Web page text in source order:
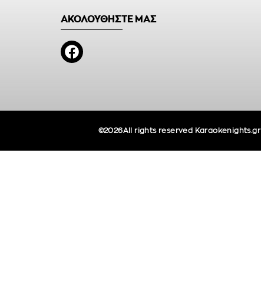
ΑΚΟΛΟΥΘΗΣΤΕ ΜΑΣ
©2026All rights reserved Karaokenights.gr